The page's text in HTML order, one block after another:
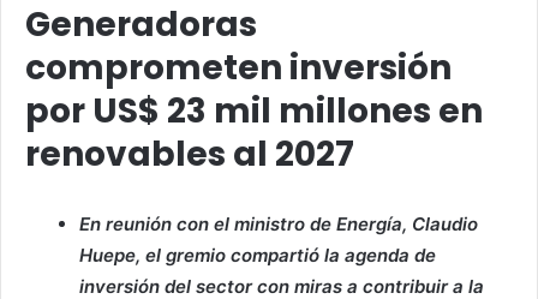
Generadoras
comprometen inversión
por US$ 23 mil millones en
renovables al 2027
En reunión con el ministro de Energía, Claudio
Huepe, el gremio compartió la agenda de
inversión del sector con miras a contribuir a la